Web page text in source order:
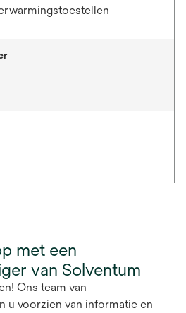
met een
van Solventum
Ons team van
u voorzien van informatie en